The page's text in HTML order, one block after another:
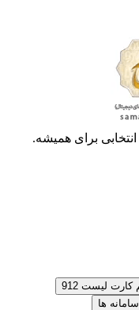
لیست 912
سامانه ها